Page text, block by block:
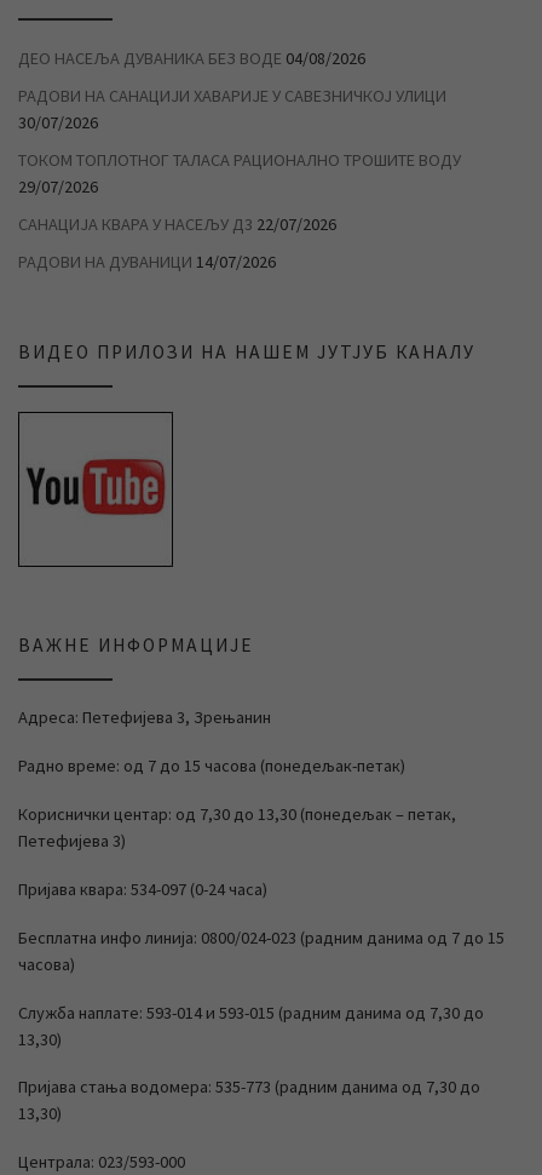
ДЕО НАСЕЉА ДУВАНИКА БЕЗ ВОДЕ 04/08/2026
РАДОВИ НА САНАЦИЈИ ХАВАРИЈЕ У САВЕЗНИЧКОЈ УЛИЦИ
30/07/2026
ТОКОМ ТОПЛОТНОГ ТАЛАСА РАЦИОНАЛНО ТРОШИТЕ ВОДУ
29/07/2026
САНАЦИЈА КВАРА У НАСЕЉУ Д3 22/07/2026
РАДОВИ НА ДУВАНИЦИ 14/07/2026
ВИДЕО ПРИЛОЗИ НА НАШЕМ ЈУТЈУБ КАНАЛУ
ВАЖНЕ ИНФОРМАЦИЈЕ
Адреса: Петефијева 3, Зрењанин
Радно време: од 7 до 15 часова (понедељак-петак)
Кориснички центар: од 7,30 до 13,30 (понедељак – петак,
Петефијева 3)
Пријава квара: 534-097 (0-24 часа)
Бесплатна инфо линија: 0800/024-023 (радним данима од 7 до 15
часова)
Служба наплате: 593-014 и 593-015 (радним данима од 7,30 до
13,30)
Пријава стања водомера: 535-773 (радним данима од 7,30 до
13,30)
Централа: 023/593-000